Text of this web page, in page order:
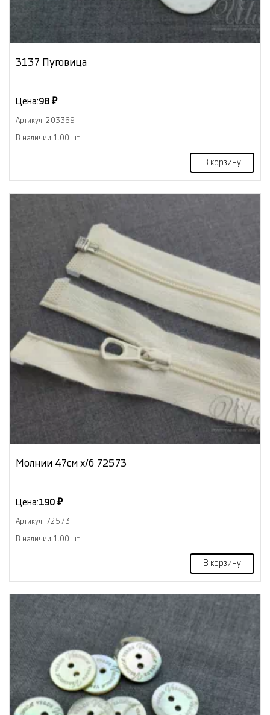
3137 Пуговица
Цена:98 ₽
Артикул: 203369
В наличии 1.00 шт
В корзину
Молнии 47см х/б 72573
Цена:190 ₽
Артикул: 72573
В наличии 1.00 шт
В корзину